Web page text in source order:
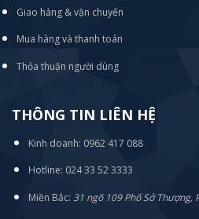
Giao hàng & vận chuyển
Mua hàng và thanh toán
Thỏa thuận người dùng
THÔNG TIN LIÊN HỆ
Kinh doanh: 0962 417 088
Hotline: 024 33 52 3333
Miền Bắc: 31 ngõ 109 Phố Sở Thượng,